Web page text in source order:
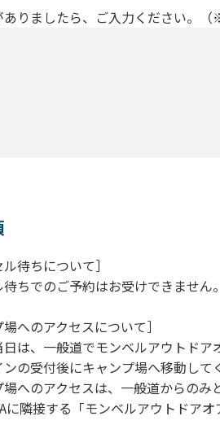
りましたら、ご入力ください。
ル待ちについて］
ちでのご予約はお受けできません。
場へのアクセスについて］
日は、一般道でモンベルアウトドア
の受付後にキャンプ場へ移動して
へのアクセスは、一般道からのみ
隣接する「モンベルアウトドアオ